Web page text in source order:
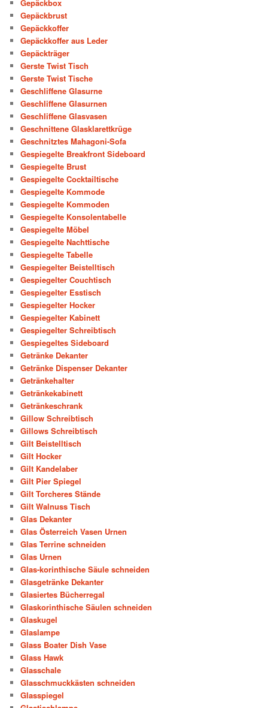
Gepäckbox
Gepäckbrust
Gepäckkoffer
Gepäckkoffer aus Leder
Gepäckträger
Gerste Twist Tisch
Gerste Twist Tische
Geschliffene Glasurne
Geschliffene Glasurnen
Geschliffene Glasvasen
Geschnittene Glasklarettkrüge
Geschnitztes Mahagoni-Sofa
Gespiegelte Breakfront Sideboard
Gespiegelte Brust
Gespiegelte Cocktailtische
Gespiegelte Kommode
Gespiegelte Kommoden
Gespiegelte Konsolentabelle
Gespiegelte Möbel
Gespiegelte Nachttische
Gespiegelte Tabelle
Gespiegelter Beistelltisch
Gespiegelter Couchtisch
Gespiegelter Esstisch
Gespiegelter Hocker
Gespiegelter Kabinett
Gespiegelter Schreibtisch
Gespiegeltes Sideboard
Getränke Dekanter
Getränke Dispenser Dekanter
Getränkehalter
Getränkekabinett
Getränkeschrank
Gillow Schreibtisch
Gillows Schreibtisch
Gilt Beistelltisch
Gilt Hocker
Gilt Kandelaber
Gilt Pier Spiegel
Gilt Torcheres Stände
Gilt Walnuss Tisch
Glas Dekanter
Glas Österreich Vasen Urnen
Glas Terrine schneiden
Glas Urnen
Glas-korinthische Säule schneiden
Glasgetränke Dekanter
Glasiertes Bücherregal
Glaskorinthische Säulen schneiden
Glaskugel
Glaslampe
Glass Boater Dish Vase
Glass Hawk
Glasschale
Glasschmuckkästen schneiden
Glasspiegel